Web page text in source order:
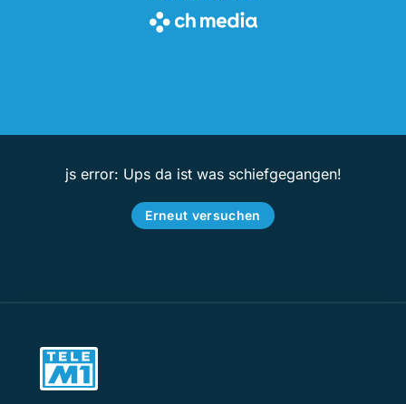
js error: Ups da ist was schiefgegangen!
Erneut versuchen